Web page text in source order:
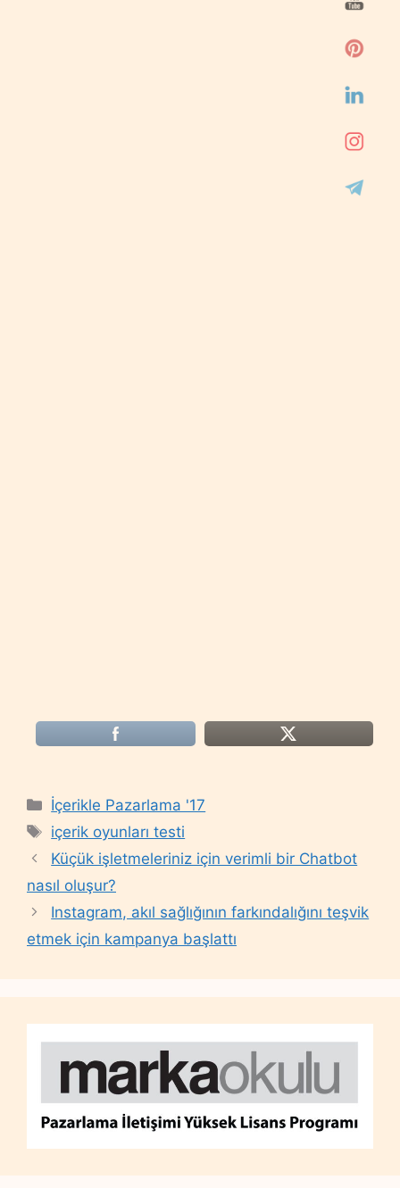
Categories
İçerikle Pazarlama '17
Tags
içerik oyunları testi
Küçük işletmeleriniz için verimli bir Chatbot
nasıl oluşur?
Instagram, akıl sağlığının farkındalığını teşvik
etmek için kampanya başlattı